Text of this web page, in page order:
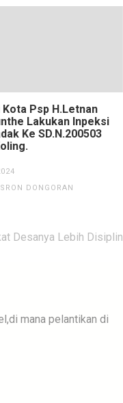
Kota Psp H.Letnan
Lakukan Inpeksi
Ke SD.N.200503
DONGORAN
Desanya Lebih Disiplin
mana pelantikan di